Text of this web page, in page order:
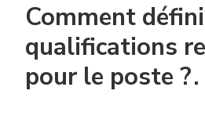
Comment
qualifications
pour le poste ? .